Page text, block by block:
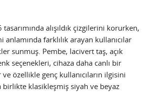
alışıldık çizgilerini korurken,
farklılık arayan kullanıcılar
sunmuş. Pembe, lacivert taş, açık
seçenekleri, cihaza daha canlı bir
özellikle genç kullanıcıların ilgisini
birlikte klasikleşmiş siyah ve beyaz